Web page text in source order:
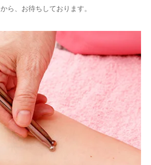
から、お待ちしております。